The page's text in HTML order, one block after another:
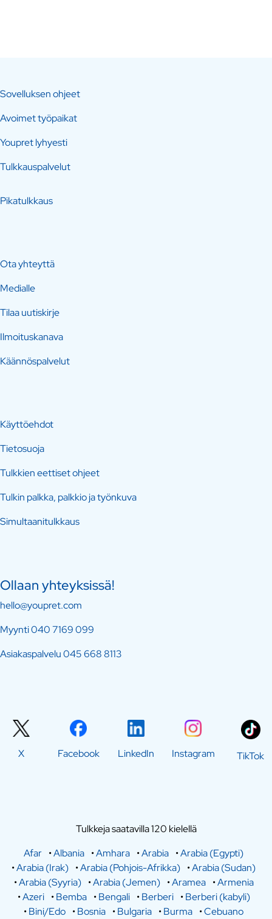
Sovelluksen ohjeet
Avoimet työpaikat
Youpret lyhyesti
Tulkkauspalvelut
Pikatulkkaus
Ota yhteyttä
Medialle
Tilaa uutiskirje
Ilmoituskanava
Käännöspalvelut
Käyttöehdot
Tietosuoja
Tulkkien eettiset ohjeet
Tulkin palkka, palkkio ja työnkuva
Simultaanitulkkaus
Ollaan yhteyksissä!
hello@youpret.com
Myynti040 7169 099
Asiakaspalvelu045 668 8113
X Facebook LinkedIn Instagram TikTok
Tulkkeja saatavilla 120 kielellä
Afar •Albania •Amhara •Arabia •Arabia (Egypti)
•Arabia (Irak) •Arabia (Pohjois-Afrikka) •Arabia (Sudan)
•Arabia (Syyria) •Arabia (Jemen) •Aramea •Armenia
•Azeri •Bemba •Bengali •Berberi •Berberi (kabyli)
•Bini/Edo •Bosnia •Bulgaria •Burma •Cebuano